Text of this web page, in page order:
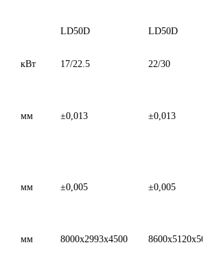
LD50D LD50D
кВт 17/22.5 22/30
мм ±0,013 ±0,013
мм ±0,005 ±0,005
мм 8000x2993x4500